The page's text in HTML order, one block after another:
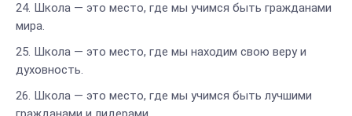
Школа — это место, где мы учимся быть гражданами
мира.
Школа — это место, где мы находим свою веру и
духовность.
Школа — это место, где мы учимся быть лучшими